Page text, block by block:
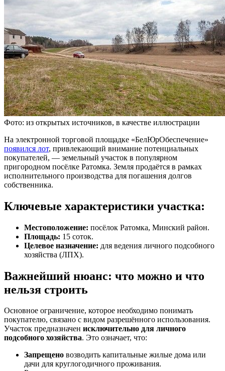
Фото: из открытых источников, в качестве иллюстрации
На электронной торговой площадке «БелЮрОбеспечение»
появился лот, привлекающий внимание потенциальных
покупателей, — земельный участок в популярном
пригородном посёлке Ратомка. Земля продаётся в рамках
исполнительного производства для погашения долгов
собственника.
Ключевые характеристики участка:
Местоположение: посёлок Ратомка, Минский район.
Площадь: 15 соток.
Целевое назначение: для ведения личного подсобного
хозяйства (ЛПХ).
Важнейший нюанс: что можно и что
нельзя строить
Основное ограничение, которое необходимо понимать
покупателю, связано с видом разрешённого использования.
Участок предназначен исключительно для личного
подсобного хозяйства. Это означает, что:
Запрещено возводить капитальные жилые дома или
дачи для круглогодичного проживания.